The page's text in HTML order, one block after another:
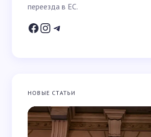
Ваш вопрос *
Запомнить имя и email для следующих
комментариев
Отправить
переезда в ЕС.
НОВЫЕ СТАТЬИ